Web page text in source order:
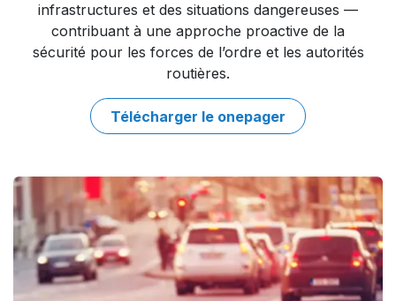
infrastructures et des situations dangereuses —
contribuant à une approche proactive de la
sécurité pour les forces de l’ordre et les autorités
routières.​
Télécharger le onepa​​ger